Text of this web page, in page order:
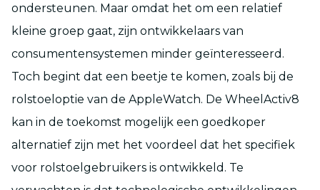
ondersteunen. Maar omdat het om een relatief
kleine groep gaat, zijn ontwikkelaars van
consumentensystemen minder geïnteresseerd.
Toch begint dat een beetje te komen, zoals bij de
rolstoeloptie van de AppleWatch. De WheelActiv8
kan in de toekomst mogelijk een goedkoper
alternatief zijn met het voordeel dat het specifiek
voor rolstoelgebruikers is ontwikkeld. Te